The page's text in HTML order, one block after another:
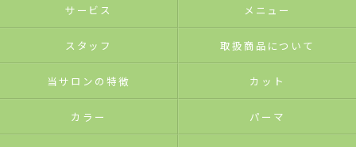
サービス メニュー
スタッフ 取扱商品について
当サロンの特徴 カット
カラー パーマ